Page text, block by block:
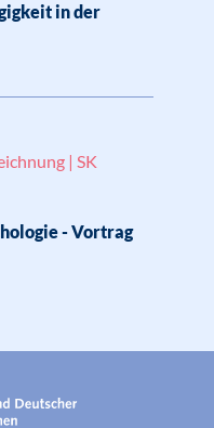
in der
| SK
- Vortrag